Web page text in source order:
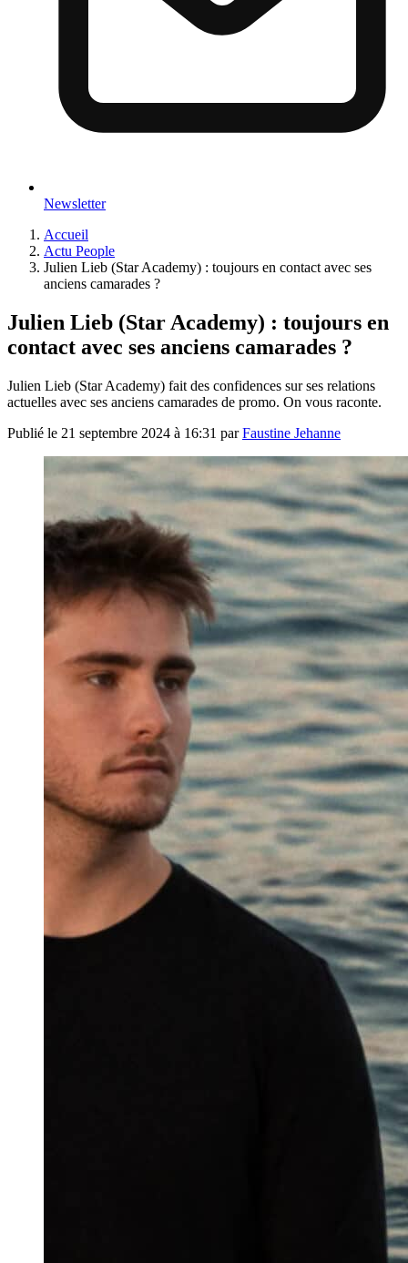
Newsletter
Accueil
Actu People
Julien Lieb (Star Academy) : toujours en contact avec ses
anciens camarades ?
Julien Lieb (Star Academy) : toujours en
contact avec ses anciens camarades ?
Julien Lieb (Star Academy) fait des confidences sur ses relations
actuelles avec ses anciens camarades de promo. On vous raconte.
Publié le 21 septembre 2024 à 16:31 parFaustine Jehanne